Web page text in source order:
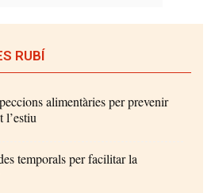
RUBÍ
alimentàries per prevenir
l’estiu
temporals per facilitar la